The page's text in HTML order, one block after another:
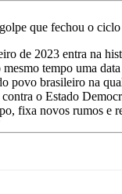
que fechou o
de 2023 entra na
tempo uma
povo brasileiro na
o Estado
fixa novos rumos e